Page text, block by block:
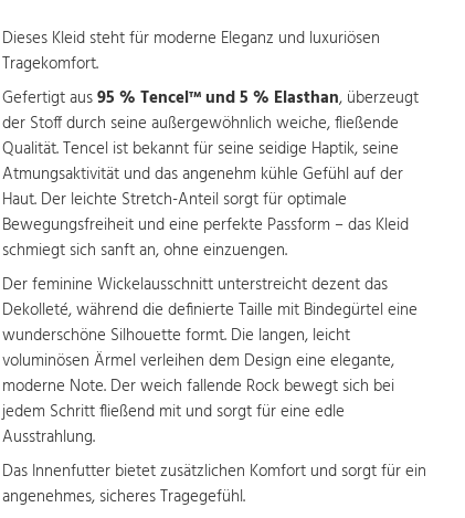
Dieses Kleid steht für moderne Eleganz und luxuriösen
Tragekomfort.
Gefertigt aus95 % Tencel™ und 5 % Elasthan, überzeugt
der Stoff durch seine außergewöhnlich weiche, fließende
Qualität. Tencel ist bekannt für seine seidige Haptik, seine
Atmungsaktivität und das angenehm kühle Gefühl auf der
Haut. Der leichte Stretch-Anteil sorgt für optimale
Bewegungsfreiheit und eine perfekte Passform – das Kleid
schmiegt sich sanft an, ohne einzuengen.
Der feminine Wickelausschnitt unterstreicht dezent das
Dekolleté, während die definierte Taille mit Bindegürtel eine
wunderschöne Silhouette formt. Die langen, leicht
voluminösen Ärmel verleihen dem Design eine elegante,
moderne Note. Der weich fallende Rock bewegt sich bei
jedem Schritt fließend mit und sorgt für eine edle
Ausstrahlung.
Das Innenfutter bietet zusätzlichen Komfort und sorgt für ein
angenehmes, sicheres Tragegefühl.